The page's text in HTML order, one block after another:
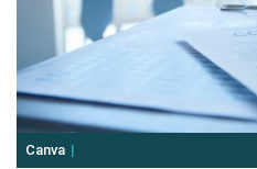
Canva